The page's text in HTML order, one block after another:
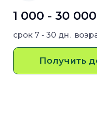
1 000 - 30
срок 7 - 30 дн.
Получить